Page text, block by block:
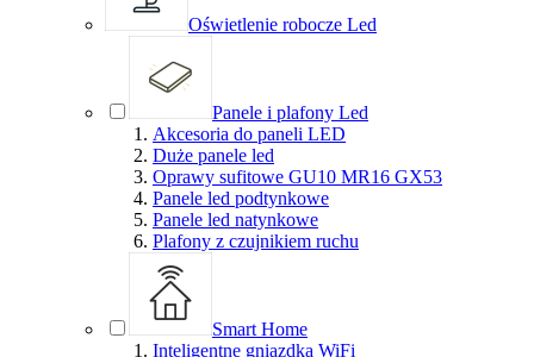
Oświetlenie robocze Led
Panele i plafony Led
Akcesoria do paneli LED
Duże panele led
Oprawy sufitowe GU10 MR16 GX53
Panele led podtynkowe
Panele led natynkowe
Plafony z czujnikiem ruchu
Smart Home
Inteligentne gniazdka WiFi